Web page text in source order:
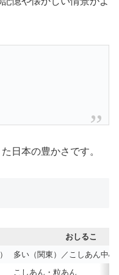
日本の豊かさです。
おしるこ
多い（関東）／こしあん中心
こしあん・粒あん